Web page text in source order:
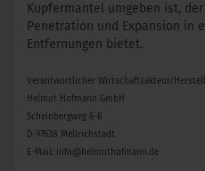
Kupfermantel umgeben ist,
Penetration und Expansion in
Entfernungen bietet.
Verantwortlicher Wirtschaftsakteur/
Helmut Hofmann GmbH
Scheinbergweg 6-8
D-97638 Mellrichstadt
E-Mail: info@helmuthofmann.de